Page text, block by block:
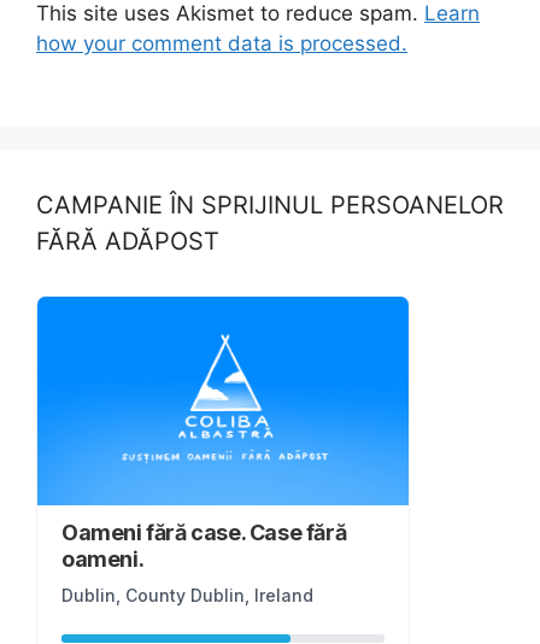
This site uses Akismet to reduce spam. Learn
how your comment data is processed.
CAMPANIE ÎN SPRIJINUL PERSOANELOR
FĂRĂ ADĂPOST